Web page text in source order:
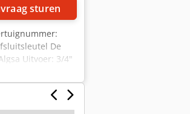
sturen
De
Uitvoer: 3/4"